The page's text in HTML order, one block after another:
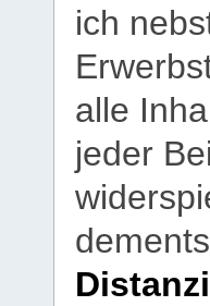
ich
alle
jeder